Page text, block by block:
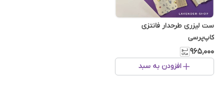
ست لیزری طرحدار فانتزی
کاپ‌پرسی
۹۶۵٬۰۰۰
افزودن به سبد